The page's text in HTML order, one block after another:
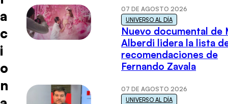
a
c
i
o
n
07 DE AGOSTO 2026
UNIVERSO AL DÍA
Nuevo documental de
Alberdi lidera la lista
recomendaciones de
Fernando Zavala
07 DE AGOSTO 2026
UNIVERSO AL DÍA